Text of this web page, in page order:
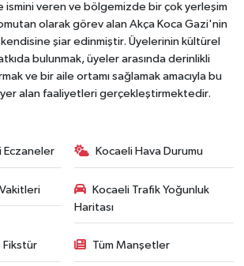
ismini veren ve bölgemizde bir çok yerleşim
olarak görev alan Akça Koca Gazi'nin
şiar edinmiştir. Üyelerinin kültürel
bulunmak, üyeler arasında derinlikli
ve bir aile ortamı sağlamak amacıyla bu
alan faaliyetleri gerçekleştirmektedir.
Eczaneler Kocaeli Hava Durumu
Kocaeli Trafik Yoğunluk
Haritası
Fikstür Tüm Manşetler